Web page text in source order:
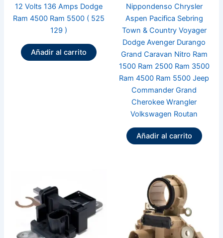
12 Volts 136 Amps Dodge
Ram 4500 Ram 5500 ( 525
129 )
Añadir al carrito
Nippondenso Chrysler
Aspen Pacifica Sebring
Town & Country Voyager
Dodge Avenger Durango
Grand Caravan Nitro Ram
1500 Ram 2500 Ram 3500
Ram 4500 Ram 5500 Jeep
Commander Grand
Cherokee Wrangler
Volkswagen Routan
Añadir al carrito